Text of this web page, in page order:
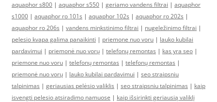
aquaphor s800 | aquaphor s550 | geriamo vandens filtrai | aquaphor
s1000 | aquaphor ro 101s | aquaphor 102s | aquaphor ro 202s |
aquaphor ro 206s | vandens minkstinimo filtrai | nugeležinimo filtrai |
pelesio kvapa galima panaikinti | priemone nuo voru | lauko kubilai
pardavimui | priemonė nuo vorų | telefonų remontas | kas yra seo |
priemone nuo voru | telefonų remontas | telefonų remontas |
priemonė nuo vorų | lauko kubilai pardavimui | seo straipsniu
talpinimas | geriausias pelėsio valiklis | seo straipsniu talpinimas | kaip
isvengti pelesio atsiradimo namuose | kaip išsirinkti geriausią valiklį